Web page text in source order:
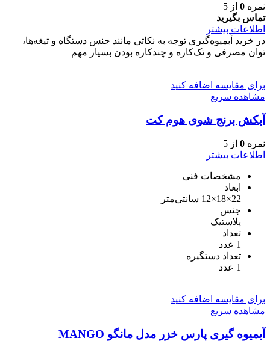
نمره 0 از 5
تماس بگیرید
اطلاعات بیشتر
در خرید آبمیوه‌گیری توجه به نکاتی مانند جنس دستگاه و تیغه‌ها،
توان مصرفی و تک‌کاره و چندکاره بودن بسیار مهم
برای مقایسه اضافه کنید
مشاهده سریع
آبکش برنج شوی هوم کت
نمره 0 از 5
اطلاعات بیشتر
مشخصات فنی
ابعاد
22×18×12 سانتی‌متر
جنس
پلاستیک
تعداد
1 عدد
تعداد دستگیره
1 عدد
برای مقایسه اضافه کنید
مشاهده سریع
آبمیوه گیری پارس خزر مدل مانگو MANGO